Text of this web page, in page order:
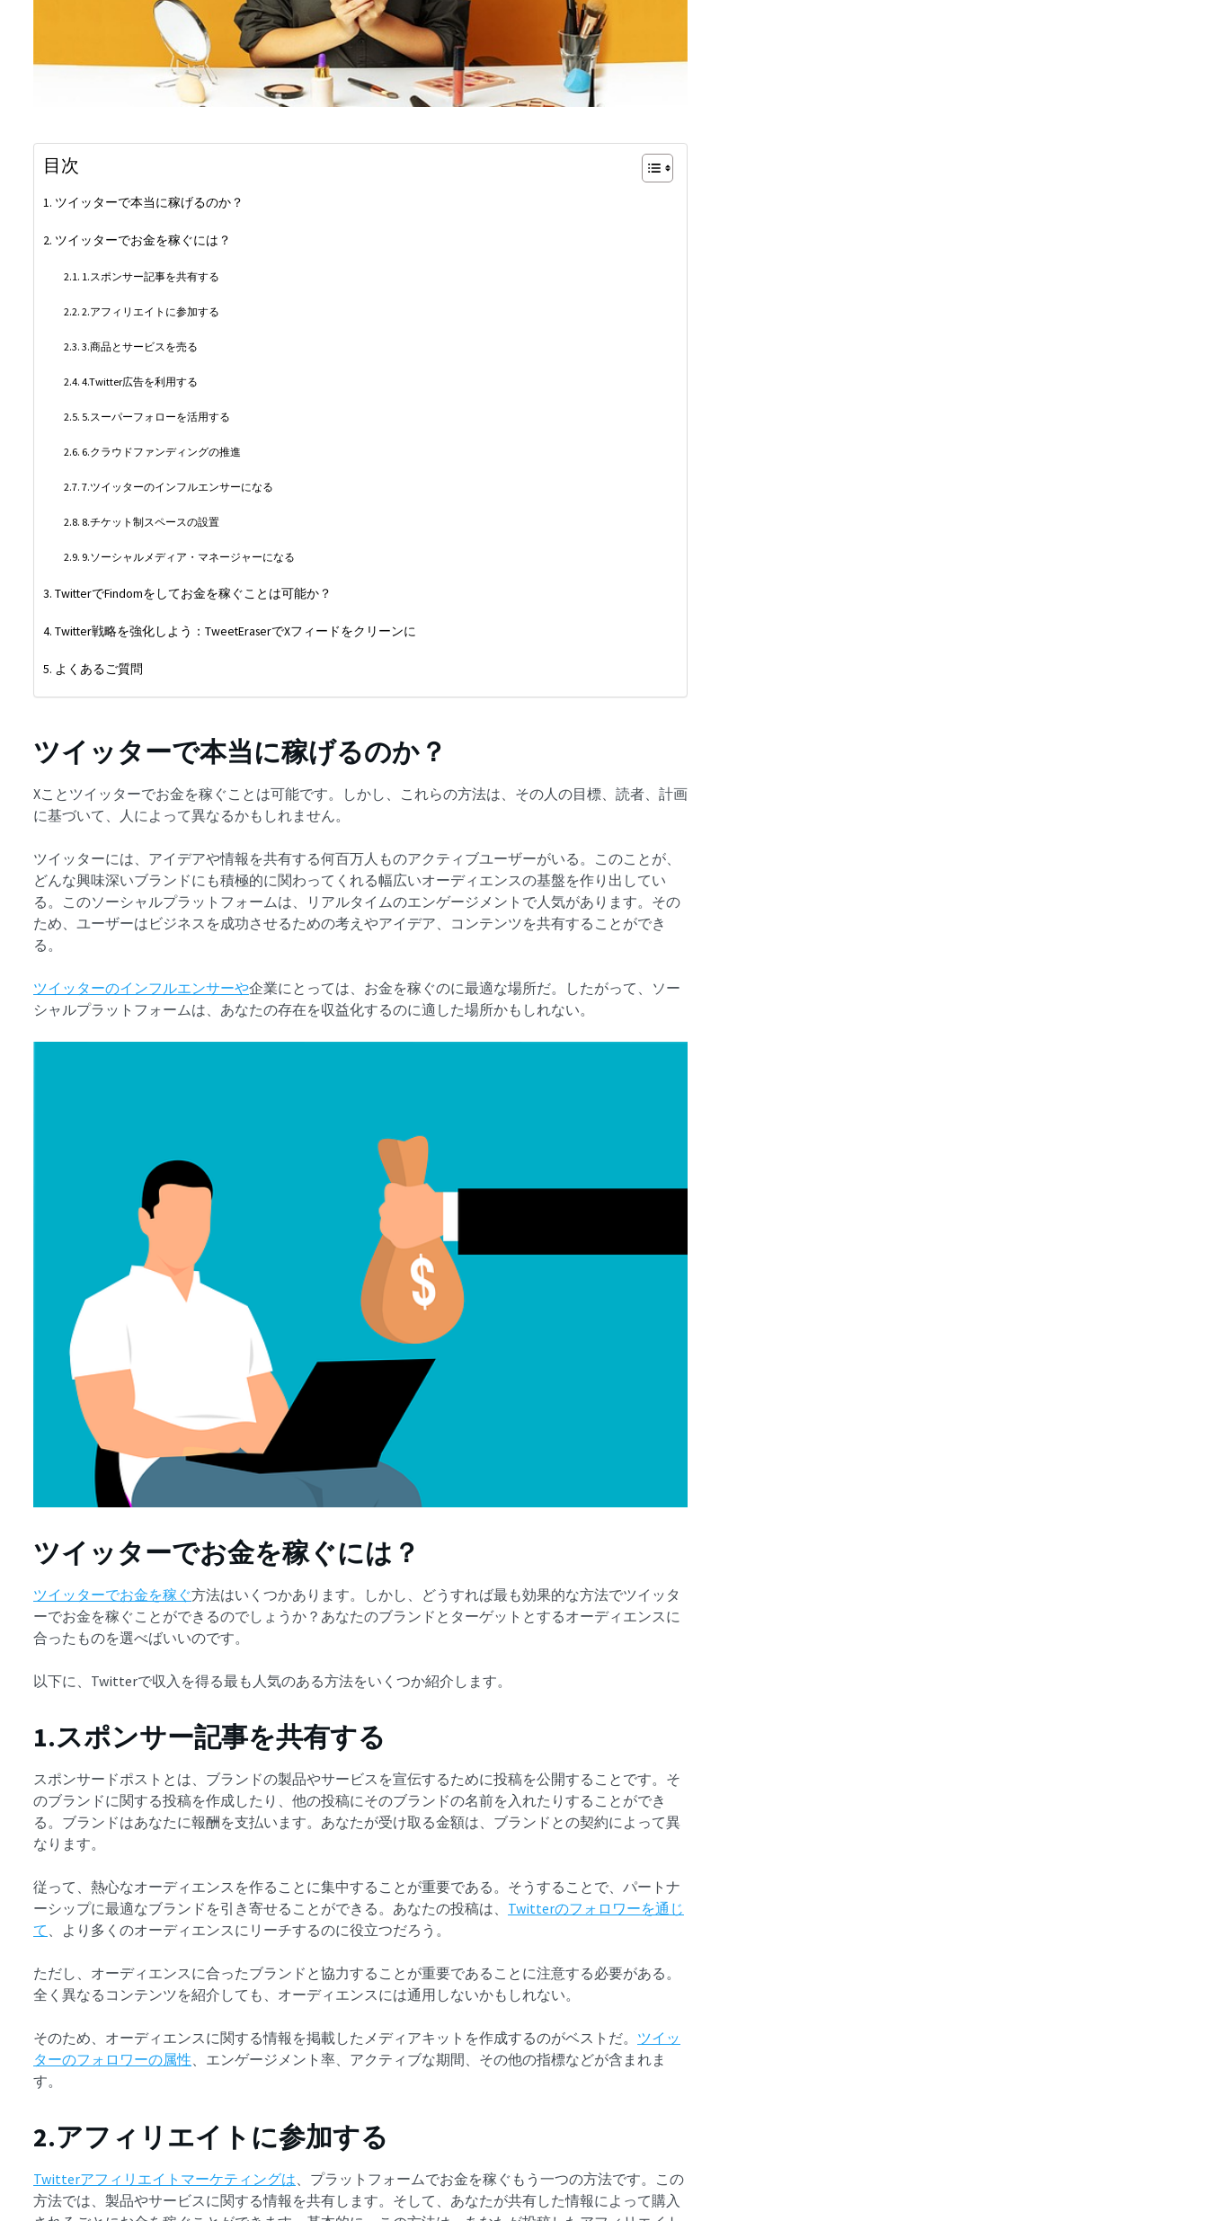
目次
ツイッターで本当に稼げるのか？
ツイッターでお金を稼ぐには？
1.スポンサー記事を共有する
2.アフィリエイトに参加する
3.商品とサービスを売る
4.Twitter広告を利用する
5.スーパーフォローを活用する
6.クラウドファンディングの推進
7.ツイッターのインフルエンサーになる
8.チケット制スペースの設置
9.ソーシャルメディア・マネージャーになる
TwitterでFindomをしてお金を稼ぐことは可能か？
Twitter戦略を強化しよう：TweetEraserでXフィードをクリーンに
よくあるご質問
ツイッターで本当に稼げるのか？
Xことツイッターでお金を稼ぐことは可能です。しかし、これらの方法は、その人の目標、読者、計画
に基づいて、人によって異なるかもしれません。
ツイッターには、アイデアや情報を共有する何百万人ものアクティブユーザーがいる。このことが、
どんな興味深いブランドにも積極的に関わってくれる幅広いオーディエンスの基盤を作り出してい
る。このソーシャルプラットフォームは、リアルタイムのエンゲージメントで人気があります。その
ため、ユーザーはビジネスを成功させるための考えやアイデア、コンテンツを共有することができ
る。
ツイッターのインフルエンサーや企業にとっては、お金を稼ぐのに最適な場所だ。したがって、ソー
シャルプラットフォームは、あなたの存在を収益化するのに適した場所かもしれない。
ツイッターでお金を稼ぐには？
ツイッターでお金を稼ぐ方法はいくつかあります。しかし、どうすれば最も効果的な方法でツイッタ
ーでお金を稼ぐことができるのでしょうか？あなたのブランドとターゲットとするオーディエンスに
合ったものを選べばいいのです。
以下に、Twitterで収入を得る最も人気のある方法をいくつか紹介します。
1.スポンサー記事を共有する
スポンサードポストとは、ブランドの製品やサービスを宣伝するために投稿を公開することです。そ
のブランドに関する投稿を作成したり、他の投稿にそのブランドの名前を入れたりすることができ
る。ブランドはあなたに報酬を支払います。あなたが受け取る金額は、ブランドとの契約によって異
なります。
従って、熱心なオーディエンスを作ることに集中することが重要である。そうすることで、パートナ
ーシップに最適なブランドを引き寄せることができる。あなたの投稿は、 Twitterのフォロワーを通じ
て 、より多くのオーディエンスにリーチするのに役立つだろう。
ただし、オーディエンスに合ったブランドと協力することが重要であることに注意する必要がある。
全く異なるコンテンツを紹介しても、オーディエンスには通用しないかもしれない。
そのため、オーディエンスに関する情報を掲載したメディアキットを作成するのがベストだ。 ツイッ
ターのフォロワーの属性 、エンゲージメント率、アクティブな期間、その他の指標などが含まれま
す。
2.アフィリエイトに参加する
Twitterアフィリエイトマーケティングは 、プラットフォームでお金を稼ぐもう一つの方法です。この
方法では、製品やサービスに関する情報を共有します。そして、あなたが共有した情報によって購入